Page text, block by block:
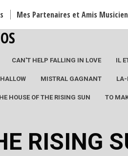
Mes Partenaires et Amis
CAN'T HELP FALLING IN LOVE IL
MISTRAL GAGNANT
HOUSE OF THE RISING SUN TO
RISING